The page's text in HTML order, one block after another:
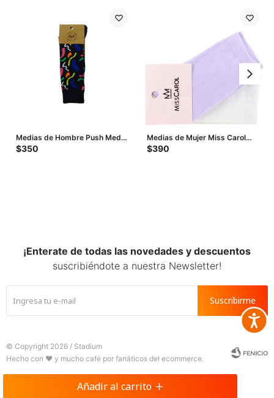
Añadir al carrito
Medias de Hombre Push Media
pack x 2 largo multicolor -
$350
Medias de Mujer Miss Carol
Media pack x2 largo - Lila -
$390
¡Enterate de todas las novedades y descuentos
suscribiéndote a nuestra Newsletter!
Suscribirme
© Copyright 2026 / Stadium